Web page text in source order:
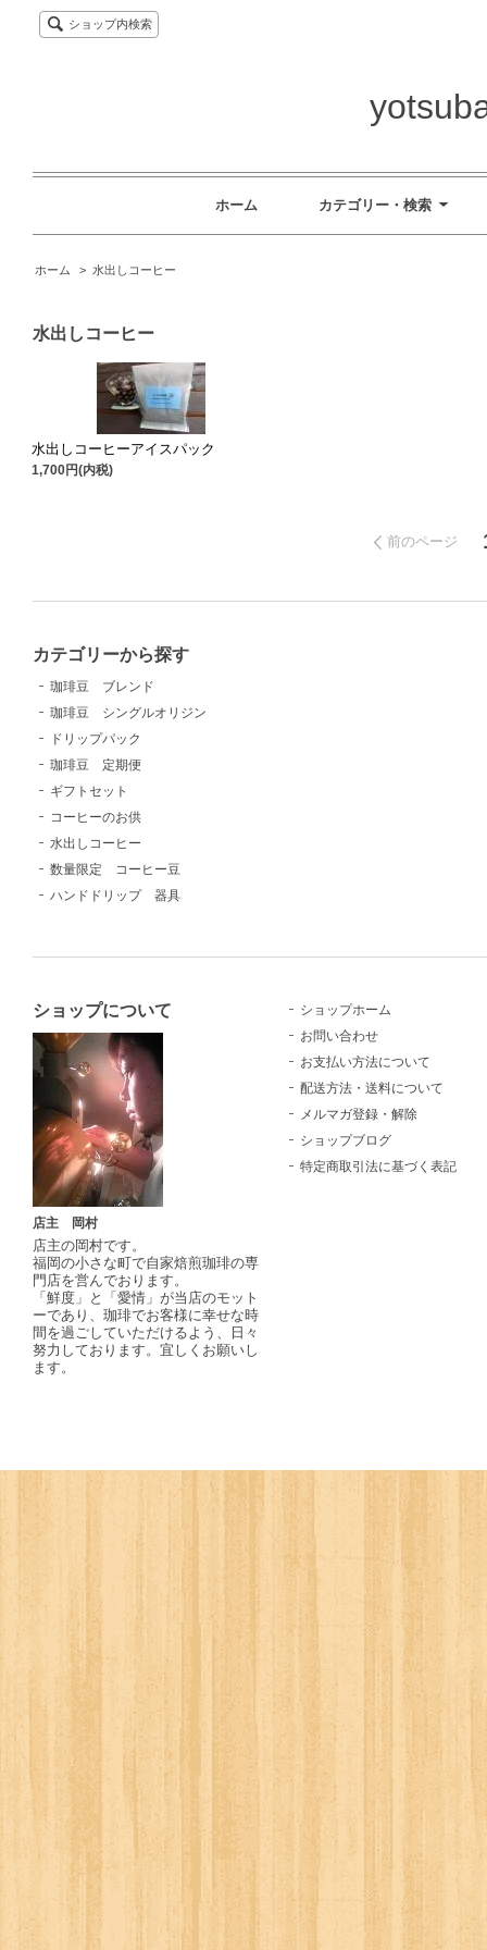
ショップ内検索
ホーム カテゴリー・検索
ホーム > 水出しコーヒー
水出しコーヒー
水出しコーヒーアイスパック
1,700円(内税)
前のページ
カテゴリーから探す
珈琲豆 ブレンド
珈琲豆 シングルオリジン
ドリップパック
珈琲豆 定期便
ギフトセット
コーヒーのお供
水出しコーヒー
数量限定 コーヒー豆
ハンドドリップ 器具
ショップについて
店主 岡村
店主の岡村です。
福岡の小さな町で自家焙煎珈琲の専
門店を営んでおります。
「鮮度」と「愛情」が当店のモット
ーであり、珈琲でお客様に幸せな時
間を過ごしていただけるよう、日々
努力しております。宜しくお願いし
ます。
ショップホーム
お問い合わせ
お支払い方法について
配送方法・送料について
メルマガ登録・解除
ショップブログ
特定商取引法に基づく表記